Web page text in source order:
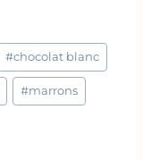
#chocolat blanc
#marrons